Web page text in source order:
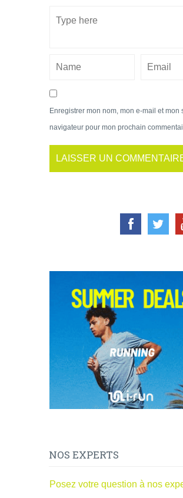
Enregistrer mon nom, mon e-mail et mon
navigateur pour mon prochain
NOS EXPERTS
Posez votre question à nos